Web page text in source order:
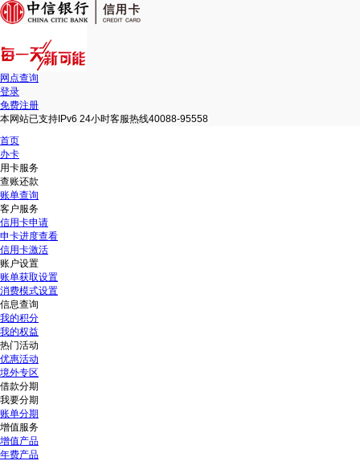
网点查询
登录
免费注册
本网站已支持IPv6 24小时客服热线40088-95558
首页
办卡
用卡服务
查账还款
账单查询
客户服务
信用卡申请
申卡进度查看
信用卡激活
账户设置
账单获取设置
消费模式设置
信息查询
我的积分
我的权益
热门活动
优惠活动
境外专区
借款分期
我要分期
账单分期
增值服务
增值产品
年费产品